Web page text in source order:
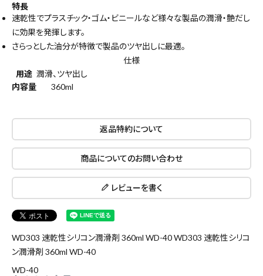
特長
速乾性でプラスチック・ゴム・ビニールなど様々な製品の潤滑・艶だし
に効果を発揮します。
さらっとした油分が特徴で製品のツヤ出しに最適。
仕様
用途 潤滑、ツヤ出し
内容量
360ml
返品特約について
商品についてのお問い合わせ
レビューを書く
WD303 速乾性シリコン潤滑剤 360ml WD-40 WD303 速乾性シリコ
ン潤滑剤 360ml WD-40
WD-40